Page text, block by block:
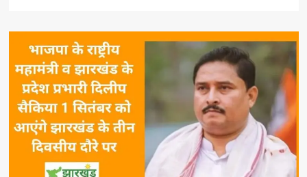
कुछ
दिनों
पहले
बिजली
तार
के
चपेट
में
आए
जादूगोड़ा
थाना
क्षेत्र